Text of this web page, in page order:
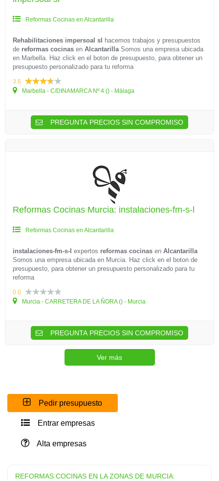
Reformas Cocinas en Alcantarilla
Rehabilitaciones impersoal sl
hacemos trabajos y presupuestos
de reformas cocinas en AlcantarillaSomos una empresa ubicada
en Marbella. Haz click en el boton de presupuesto, para obtener un
presupuesto personalizado para tu reforma
3.6
Marbella - C/DINAMARCA Nº 4 () - Málaga
PREGUNTA PRECIOS SIN COMPROMISO
Reformas Cocinas Murcia: instalaciones-fm-s-l
Reformas Cocinas en Alcantarilla
instalaciones-fm-s-l expertos reformas cocinas en Alcantarilla
Somos una empresa ubicada en Murcia. Haz click en el boton de
presupuesto, para obtener un presupuesto personalizado para tu
reforma
0.0
Murcia - CARRETERA DE LA ÑORA () - Murcia
PREGUNTA PRECIOS SIN COMPROMISO
Ver más
Pedir presupuesto
Entrar empresas
Alta empresas
REFORMAS COCINAS EN LA ZONAS DE MURCIA: